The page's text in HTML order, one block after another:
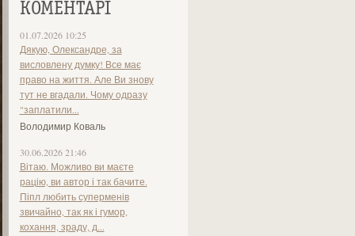
КОМЕНТАРІ
01.07.2026 10:25
Дякую, Олександре, за
висловлену думку! Все має
право на життя. Але Ви знову
тут не вгадали. Чому одразу
"заплатили...
Володимир Коваль
30.06.2026 21:46
Вітаю. Можливо ви маєте
рацію, ви автор і так бачите.
Піпл любить суперменів
звичайно, так як і гумор,
кохання, зраду, д...